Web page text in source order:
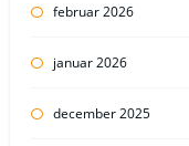
februar 2026
januar 2026
december 2025